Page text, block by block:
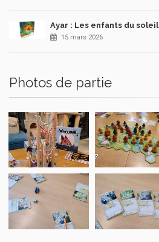
Ayar : Les enfants du soleil
15 mars 2026
Photos de partie